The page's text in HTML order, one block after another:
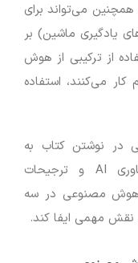
می‌تواند برای
یادگیری ماشین) بر
از ترکیبی از هوش
می‌کنند، استفاده
در نوشتن کتاب به
عوامل مختلفی از جمله توسعه فناوری AI و ترجیحات
هوش مصنوعی در سه
مهمی ایفا کند.